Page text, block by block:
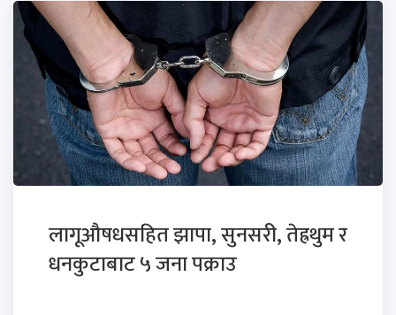
लागूऔषधसहित झापा, सुनसरी, तेह्रथुम र
धनकुटाबाट ५ जना पक्राउ